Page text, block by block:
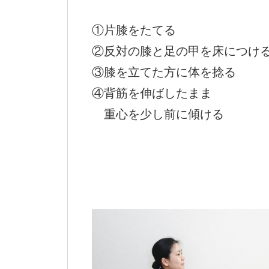
①片膝をたてる
②反対の膝と足の甲を床につけ
③膝を立てた方に体を捻る
④背筋を伸ばしたまま
重心を少し前に傾ける